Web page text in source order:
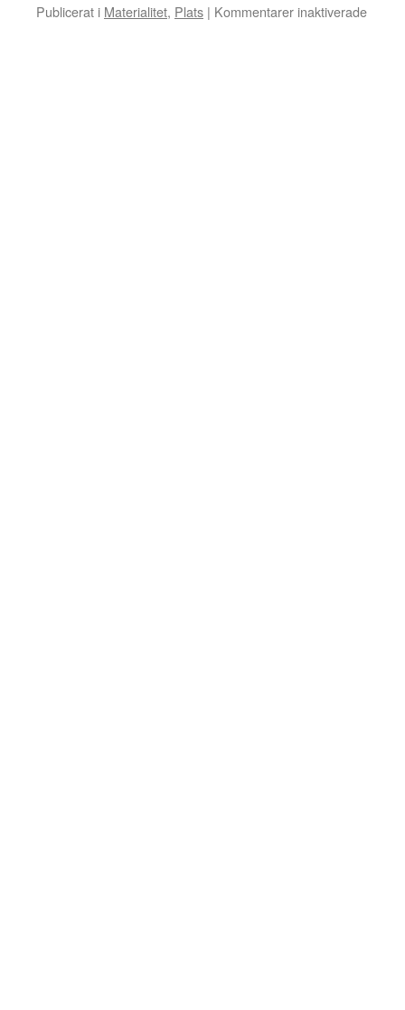
Publicerat i Materialitet, Plats | Kommentarer inaktiveradeför